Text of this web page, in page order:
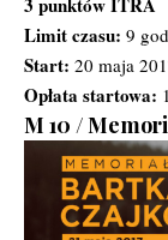
Limit czasu: 9
Start: 20 maja
Opłata startowa:
M 10 /